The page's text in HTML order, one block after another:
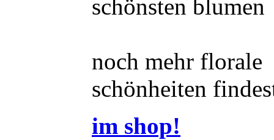
schönsten blumen
noch mehr florale
schönheiten
im shop!